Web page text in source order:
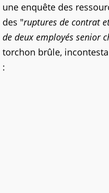
une enquête des
des "ruptures de contrat
de deux employés senior
torchon brûle,
: